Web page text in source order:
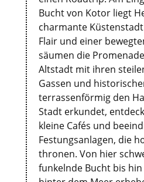
Bucht von Kotor liegt
charmante
Flair und einer
säumen die
Altstadt mit ihren
Gassen und
terrassenförmig den
Stadt erkundet,
kleine Cafés und
Festungsanlagen, die
thronen. Von hier
funkelnde Bucht bis